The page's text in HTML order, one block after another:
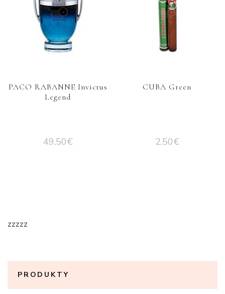
PACO RABANNE Invictus
Legend
49,50€
CUBA Green
2,50€
zzzzz
PRODUKTY